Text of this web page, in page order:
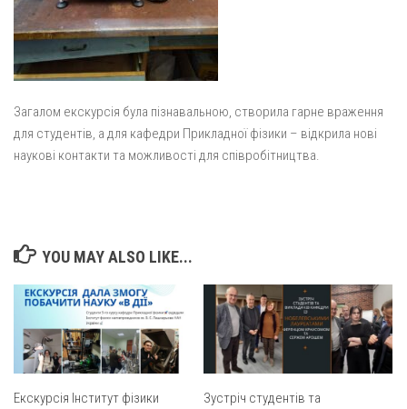
Загалом екскурсія була пізнавальною, створила гарне враження
для студентів, а для кафедри Прикладної фізики – відкрила нові
наукові контакти та можливості для співробітництва.
YOU MAY ALSO LIKE...
Екскурсія Інститут фізики
Зустріч студентів та